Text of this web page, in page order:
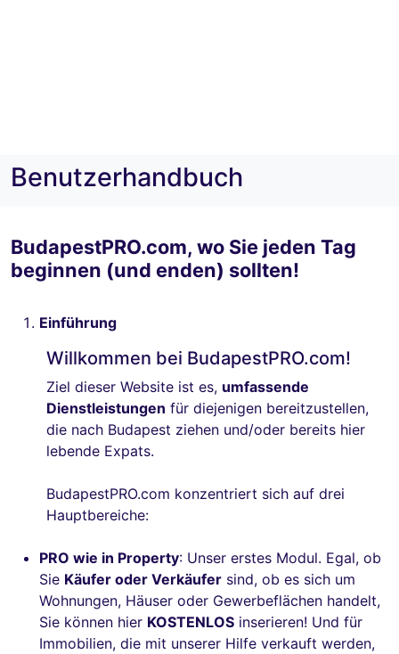
Benutzerhandbuch
BudapestPRO.com, wo Sie jeden Tag
beginnen (und enden) sollten!
Einführung
Willkommen bei BudapestPRO.com!
Ziel dieser Website ist es, umfassende
Dienstleistungen für diejenigen bereitzustellen,
die nach Budapest ziehen und/oder bereits hier
lebende Expats.
BudapestPRO.com konzentriert sich auf drei
Hauptbereiche:
PRO wie in Property: Unser erstes Modul. Egal, ob
Sie Käufer oder Verkäufer sind, ob es sich um
Wohnungen, Häuser oder Gewerbeflächen handelt,
Sie können hier KOSTENLOS inserieren! Und für
Immobilien, die mit unserer Hilfe verkauft werden,